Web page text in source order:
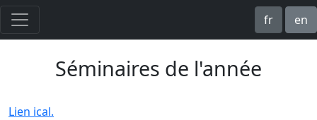
fr en
Séminaires de l'année
Lien ical.